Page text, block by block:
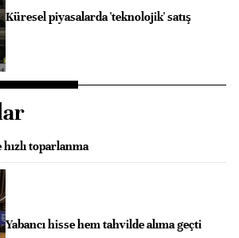
Küresel piyasalarda 'teknolojik' satış
toparlanma
Yabancı hisse hem tahvilde alıma geçti